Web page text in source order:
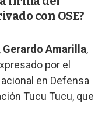
con OSE?
Gerardo Amarilla,
por el
en Defensa
Tucu Tucu, que